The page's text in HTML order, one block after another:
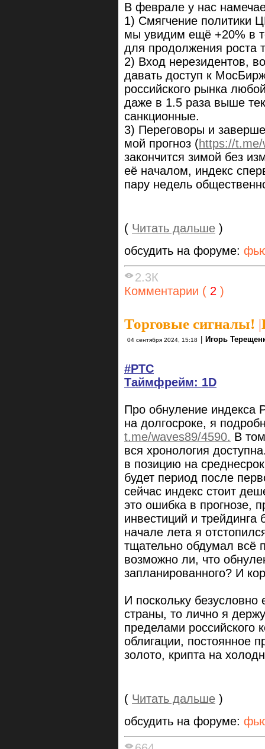
В феврале у нас
1) Смягчение политики
мы увидим ещё +20% в
для продолжения роста
2) Вход нерезидентов,
давать доступ к
российского рынка
даже в 1.5 раза выше
санкционные.
3) Переговоры и
мой прогноз (https://
закончится зимой без
её началом, индекс
пару недель
( Читать дальше )
обсудить на форуме:
2.3К
Комментарии ( 2 )
Торговые сигналы! |
04 сентября 2024, 15:18 | Игорь
#РТС
Таймфрейм: 1D
Про обнуление индекса
на долгосроке, я
t.me/waves89/4590. В
вся хронология
в позицию на
будет период после
сейчас индекс стоит
это ошибка в прогнозе,
инвестиций и
начале лета я
тщательно обдумал всё
возможно ли, что
запланированного? И
И поскольку
страны, то лично я
пределами российского
облигации, постоянное
золото, крипта на
( Читать дальше )
обсудить на форуме: